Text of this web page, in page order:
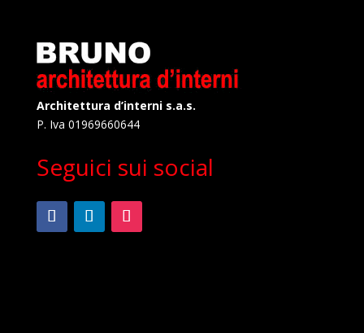
Architettura d’interni s.a.s.
P. Iva 01969660644
Seguici sui social